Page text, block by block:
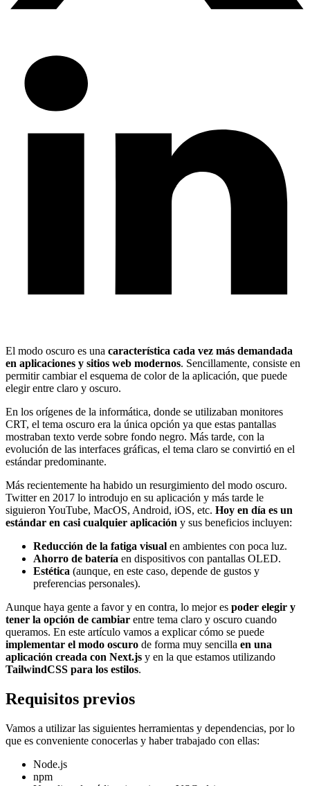
El modo oscuro es una característica cada vez más demandada
en aplicaciones y sitios web modernos. Sencillamente, consiste en
permitir cambiar el esquema de color de la aplicación, que puede
elegir entre claro y oscuro.
En los orígenes de la informática, donde se utilizaban monitores
CRT, el tema oscuro era la única opción ya que estas pantallas
mostraban texto verde sobre fondo negro. Más tarde, con la
evolución de las interfaces gráficas, el tema claro se convirtió en el
estándar predominante.
Más recientemente ha habido un resurgimiento del modo oscuro.
Twitter en 2017 lo introdujo en su aplicación y más tarde le
siguieron YouTube, MacOS, Android, iOS, etc. Hoy en día es un
estándar en casi cualquier aplicación y sus beneficios incluyen:
Reducción de la fatiga visual en ambientes con poca luz.
Ahorro de batería en dispositivos con pantallas OLED.
Estética (aunque, en este caso, depende de gustos y
preferencias personales).
Aunque haya gente a favor y en contra, lo mejor es poder elegir y
tener la opción de cambiar entre tema claro y oscuro cuando
queramos. En este artículo vamos a explicar cómo se puede
implementar el modo oscuro de forma muy sencilla en una
aplicación creada con Next.js y en la que estamos utilizando
TailwindCSS para los estilos.
Requisitos previos
Vamos a utilizar las siguientes herramientas y dependencias, por lo
que es conveniente conocerlas y haber trabajado con ellas:
Node.js
npm